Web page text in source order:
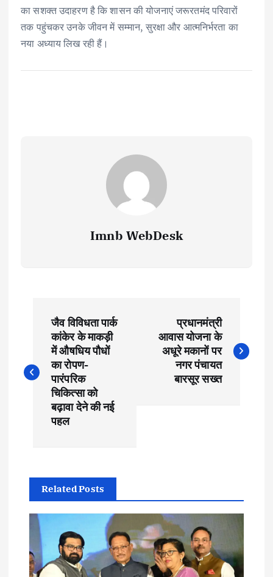
का सशक्त उदाहरण है कि शासन की योजनाएं जरूरतमंद परिवारों
तक पहुंचकर उनके जीवन में सम्मान, सुरक्षा और आत्मनिर्भरता का
नया अध्याय लिख रही हैं।
Imnb WebDesk
s
g
जैव विविधता पार्क
कांकेर के माकड़ी
में औषधिय पौधों
का रोपण-
पारंपरिक
चिकित्सा को
बढ़ावा देने की नई
पहल
प्रधानमंत्री
आवास योजना के
अधूरे मकानों पर
नगर पंचायत
बारसूर सख्त
Related Posts